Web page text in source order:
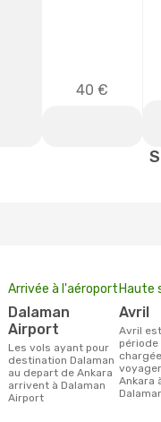
40 €
Arrivée à l'aéroport
Dalaman
Airport
Les vols ayant pour
destination Dalaman
au depart de Ankara
arrivent à Dalaman
Airport
Haute
avril
avril est la
période
Ankara